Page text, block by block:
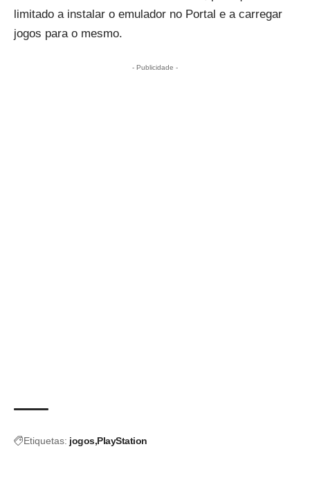
limitado a instalar o emulador no Portal e a carregar
jogos para o mesmo.
- Publicidade -
Etiquetas: jogos PlayStation